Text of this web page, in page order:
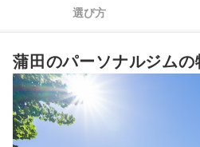
手ぶらで通いたい人は、レンタ
5 ェック
蒲田のパーソナルジム全12選おすすめ人
パーソナルジムとスポーツジム、どちら
選び方
蒲田のパーソナルジムの